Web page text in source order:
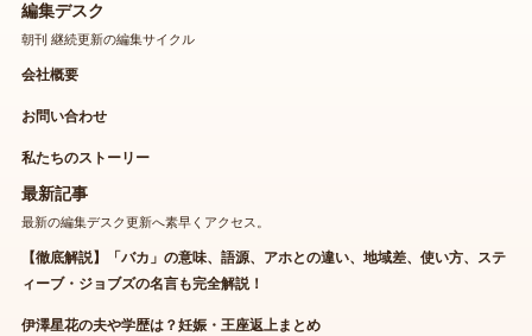
編集デスク
朝刊 継続更新の編集サイクル
会社概要
お問い合わせ
私たちのストーリー
最新記事
最新の編集デスク更新へ素早くアクセス。
【徹底解説】「バカ」の意味、語源、アホとの違い、地域差、使い方、ステ
ィーブ・ジョブズの名言も完全解説！
伊澤星花の夫や学歴は？妊娠・王座返上まとめ